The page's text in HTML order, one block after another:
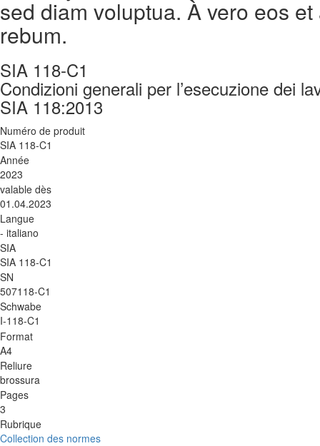
sed diam voluptua. À vero eos
rebum.
SIA 118-C1
Condizioni generali per l’esecuzione dei
SIA 118:2013
Numéro de produit
SIA 118-C1
Année
2023
valable dès
01.04.2023
Langue
- italiano
SIA
SIA 118-C1
SN
507118-C1
Schwabe
I-118-C1
Format
A4
Reliure
brossura
Pages
3
Rubrique
Collection des normes